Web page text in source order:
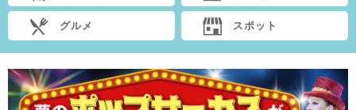
グルメ スポット